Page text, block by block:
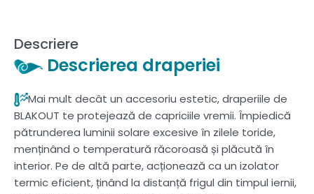
Descriere
Descrierea draperiei
Mai mult decât un accesoriu estetic, draperiile de
BLAKOUT te protejează de capriciile vremii. Împiedică
pătrunderea luminii solare excesive în zilele toride,
menținând o temperatură răcoroasă și plăcută în
interior. Pe de altă parte, acționează ca un izolator
termic eficient, ținând la distanță frigul din timpul iernii,